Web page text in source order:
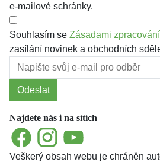
e-mailové schránky.
Souhlasím se Zásadami
zasílání novinek a obchodních
Odeslat
Najdete nás i na sítích
FacebookInstagramYouTube
Veškerý obsah webu je chráněn